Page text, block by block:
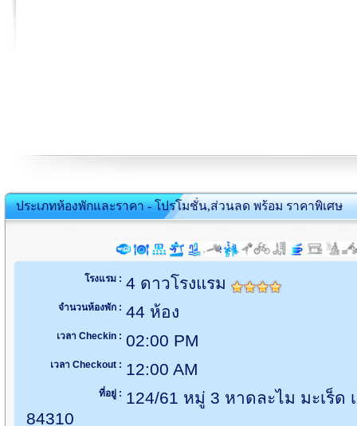
ประเภทห้องพักและราคา - โปรโมชั่น,ส่วนลด พร้อม ราคาพิเศษ
โรงแรม : 4 ดาวโรงแรม
จำนวนห้องพัก : 44 ห้อง
เวลา Checkin : 02:00 PM
เวลา Checkout : 12:00 AM
ที่อยู่ : 124/61 หมู่ 3 หาดละไม มะเร็ด
84310